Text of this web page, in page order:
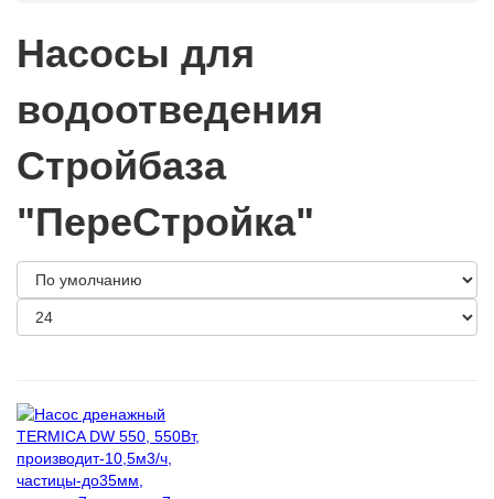
Насосы для
водоотведения
Стройбаза
"ПереСтройка"